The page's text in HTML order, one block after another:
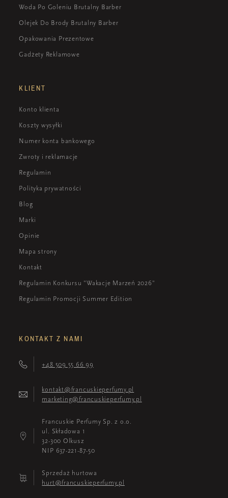
Woda Po Goleniu Brutalny Barber
Olejek Do Brody Brutalny Barber
Opakowania Prezentowe
Gadżety Reklamowe
KLIENT
Konto klienta
Koszty wysyłki
Numer konta bankowego
Zwroty i reklamacje
Regulamin
Polityka prywatności
Blog
Marki
Opinie
Mapa strony
Kontakt
Regulamin Konkursu "Wakacje Marzeń 2026"
Regulamin Promocji Summer Edition
KONTAKT Z NAMI
+48 509 55 66 99
kontakt@francuskieperfumy.pl
marketing@francuskieperfumy.pl
Francuskie Perfumy Sp. z o.o.
ul. Składowa 1
32-300 Olkusz
NIP 637-221-87-50
Sprzedaż hurtowa
hurt@francuskieperfumy.pl